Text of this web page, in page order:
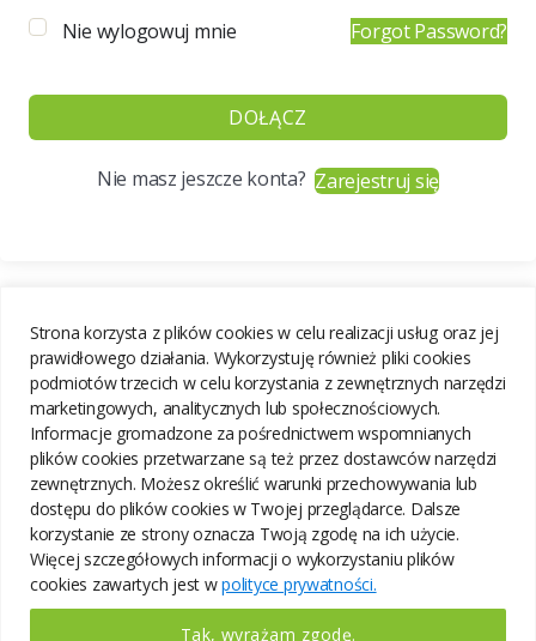
Strona korzysta z plików cookies w celu realizacji usług oraz jej
prawidłowego działania. Wykorzystuję również pliki cookies
podmiotów trzecich w celu korzystania z zewnętrznych narzędzi
marketingowych, analitycznych lub społecznościowych.
Informacje gromadzone za pośrednictwem wspomnianych
plików cookies przetwarzane są też przez dostawców narzędzi
zewnętrznych. Możesz określić warunki przechowywania lub
dostępu do plików cookies w Twojej przeglądarce. Dalsze
korzystanie ze strony oznacza Twoją zgodę na ich użycie.
Więcej szczegółowych informacji o wykorzystaniu plików
cookies zawartych jest wpolityce prywatności.
Tak, wyrażam zgodę.
Nie wylogowuj mnie Forgot Password?
DOŁĄCZ
Nie masz jeszcze konta?Zarejestruj się